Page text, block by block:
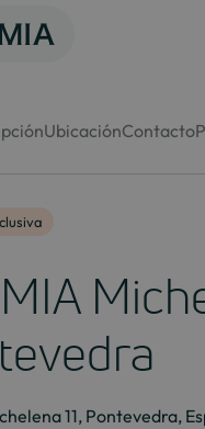
UbicaciónContacto
11, Pontevedra,